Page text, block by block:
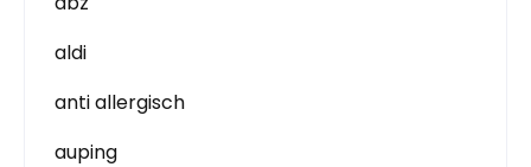
aldi
anti allergisch
auping